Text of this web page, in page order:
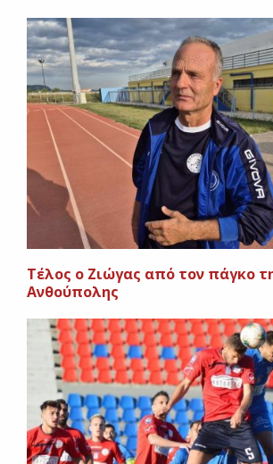
Τέλος ο Ζιώγας από τον πάγκο
Ανθούπολης